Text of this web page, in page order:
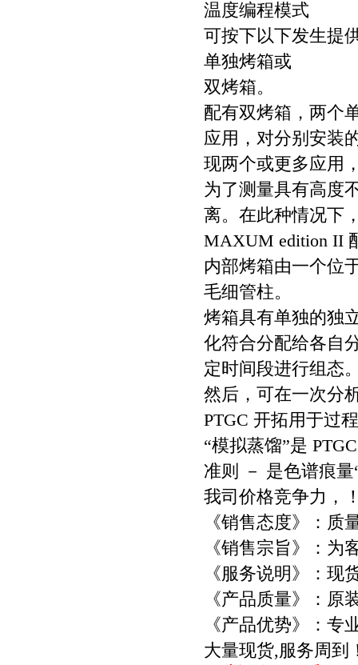
温度编程模式
可按下以下发生提
单独烤箱或
双烤箱。
配有双烤箱，两个
应用，对分别安装
现两个或更多应用
为了测量具有高度
离。在此种情况下
MAXUM edition II
内部烤箱由一个位
毛细管柱。
烤箱具有单独的独
化符合分配给各自
定时间段进行组态
然后，可在一次分
PTGC 开拓用于过
“模拟蒸馏”是
准则 － 是色谱痕量
我司价格竞争力，
《销售态度》：质
《销售宗旨》：为
《服务说明》：现
《产品质量》：原
《产品优势》：
大量现货,服务周到